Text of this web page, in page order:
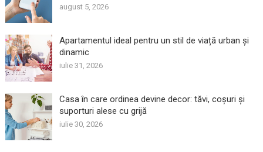
august 5, 2026
Apartamentul ideal pentru un stil de viață urban și
dinamic
iulie 31, 2026
Casa în care ordinea devine decor: tăvi, coșuri și
suporturi alese cu grijă
iulie 30, 2026